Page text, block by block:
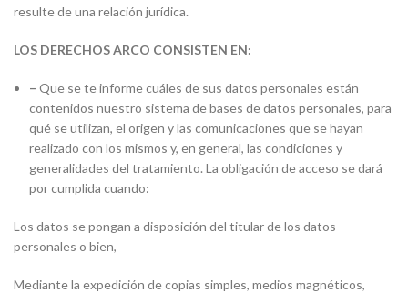
resulte de una relación jurídica.
LOS DERECHOS ARCO CONSISTEN EN:
– Que se te informe cuáles de sus datos personales están
contenidos nuestro sistema de bases de datos personales, para
qué se utilizan, el origen y las comunicaciones que se hayan
realizado con los mismos y, en general, las condiciones y
generalidades del tratamiento. La obligación de acceso se dará
por cumplida cuando:
Los datos se pongan a disposición del titular de los datos
personales o bien,
Mediante la expedición de copias simples, medios magnéticos,